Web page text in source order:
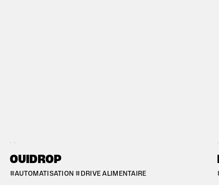
#BORDEAUX
OUIDROP
#AUTOMATISATION #DRIVE ALIMENTAIRE